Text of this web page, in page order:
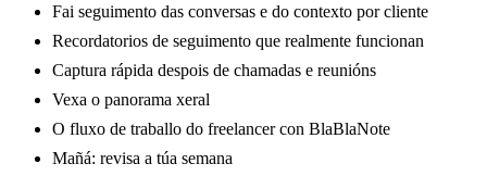
Fai seguimento das conversas e do contexto por cliente
Recordatorios de seguimento que realmente funcionan
Captura rápida despois de chamadas e reunións
Vexa o panorama xeral
O fluxo de traballo do freelancer con BlaBlaNote
Mañá: revisa a túa semana